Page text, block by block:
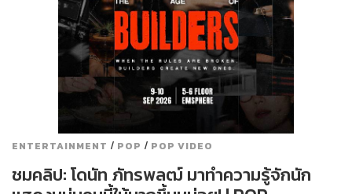
ENTERTAINMENT / POP / POP VIDEO
ชมคลิป: โดนัท ภัทรพลฒ์ มาทำความรู้จักนัก